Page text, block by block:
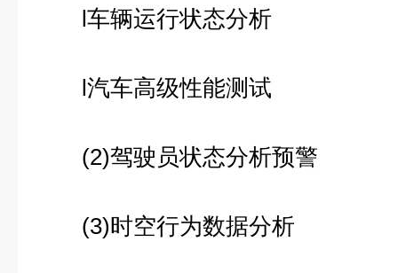
l车辆运行状态分析
l汽车高级性能测试
(2)驾驶员状态分析预警
(3)时空行为数据分析